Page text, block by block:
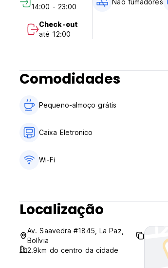
14:00 - 23:00
Check-out
até 12:00
Não fumadores
Comodidades
Pequeno-almoço grátis
Caixa Eletronico
Wi-Fi
Localização
Av. Saavedra #1845, La Paz,
Bolívia
2.9km do centro da cidade